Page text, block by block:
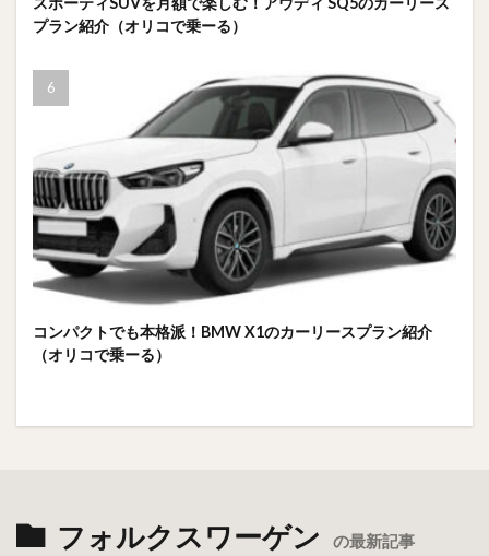
プラン紹介（オリコで乗ーる）
コンパクトでも本格派！BMW X1のカーリースプラン紹介
（オリコで乗ーる）
フォルクスワーゲン の最新記事